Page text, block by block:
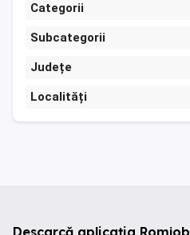
Categorii
Subcategorii
Județe
Localități
Descarcă aplicația Romjob